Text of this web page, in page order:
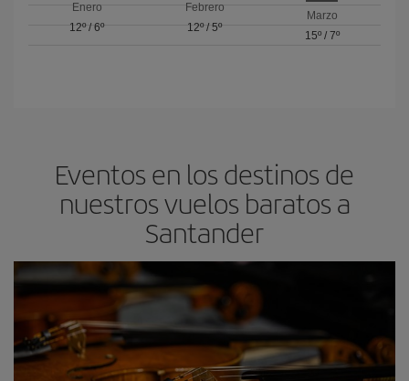
Enero
12º/6º
Febrero
12º/ 5º
Marzo
15º/ 7º
Eventos en los destinos de
nuestros vuelos baratos a
Santander